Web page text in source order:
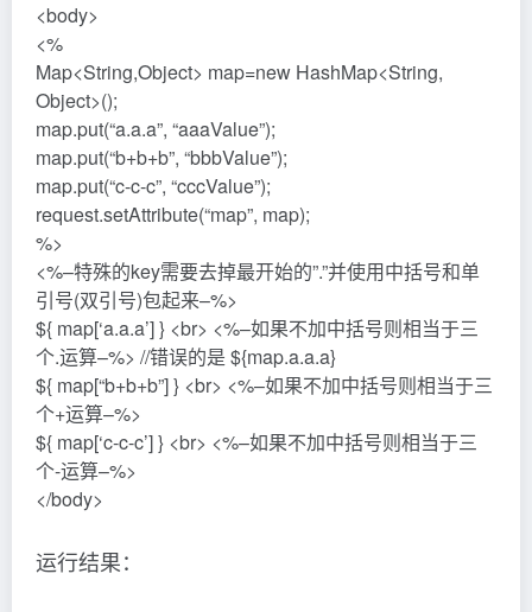
<body>
<%
Map<String,Object> map=new HashMap<String,
Object>();
map.put(“a.a.a”, “aaaValue”);
map.put(“b+b+b”, “bbbValue”);
map.put(“c-c-c”, “cccValue”);
request.setAttribute(“map”, map);
%>
<%–特殊的key需要去掉最开始的”.”并使用中括号和单
引号(双引号)包起来–%>
${ map[‘a.a.a’] } <br> <%–如果不加中括号则相当于三
个.运算–%> //错误的是 ${map.a.a.a}
${ map[“b+b+b”] } <br> <%–如果不加中括号则相当于三
个+运算–%>
${ map[‘c-c-c’] } <br> <%–如果不加中括号则相当于三
个-运算–%>
</body>
运行结果：